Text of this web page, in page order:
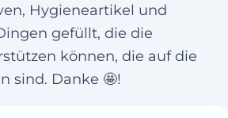
Hygieneartikel und
gefüllt, die die
können, die auf die
sind. Danke 🤩!